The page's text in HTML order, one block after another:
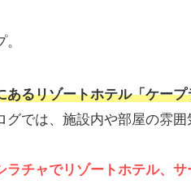
あるリゾートホテル「ケープ
グでは、施設内や部屋の雰
ラチャでリゾートホテル、